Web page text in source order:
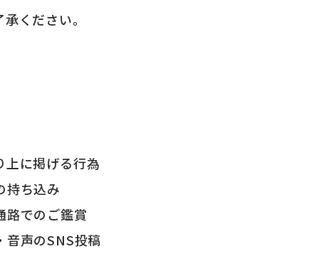
ください。
上に掲げる行為
持ち込み
路でのご鑑賞
音声のSNS投稿